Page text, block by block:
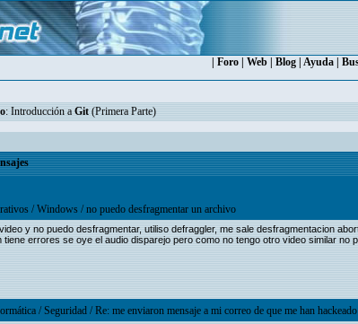
Foro Web Blog Ayuda
: Introducción a Git (Primera Parte)
/Windows /no puedo desfragmentar un archivo
y no puedo desfragmentar, utiliso defraggler, me sale desfragmentacion
errores se oye el audio disparejo pero como no tengo otro video similar
/Seguridad /Re: me enviaron mensaje a mi correo de que me han